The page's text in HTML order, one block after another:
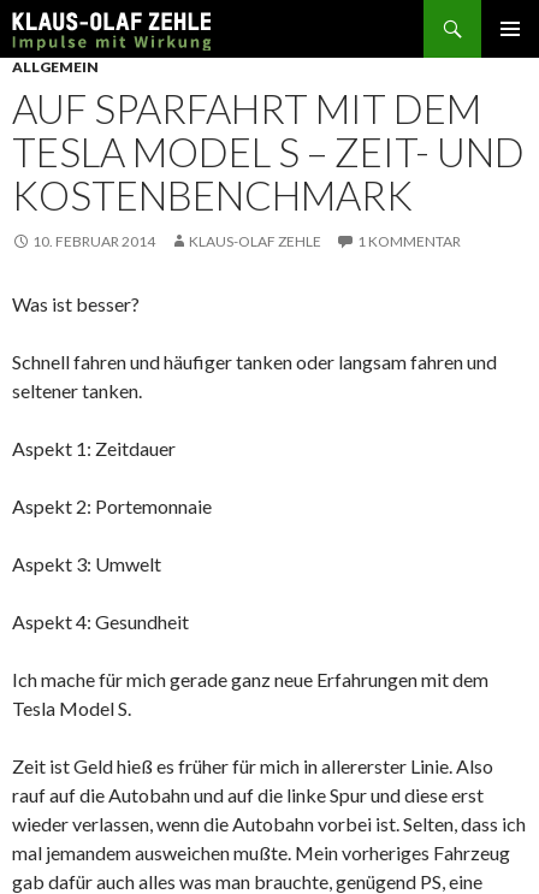
Suchen
SPRINGE
ZUM
INHALT
ALLGEMEIN
AUF SPARFAHRT MIT DEM
TESLA MODEL S – ZEIT- UND
KOSTENBENCHMARK
10. FEBRUAR 2014 KLAUS-OLAF ZEHLE 1 KOMMENTAR
Was ist besser?
Schnell fahren und häufiger tanken oder langsam fahren und
seltener tanken.
Aspekt 1: Zeitdauer
Aspekt 2: Portemonnaie
Aspekt 3: Umwelt
Aspekt 4: Gesundheit
Ich mache für mich gerade ganz neue Erfahrungen mit dem
Tesla Model S.
Zeit ist Geld hieß es früher für mich in allererster Linie. Also
rauf auf die Autobahn und auf die linke Spur und diese erst
wieder verlassen, wenn die Autobahn vorbei ist. Selten, dass ich
mal jemandem ausweichen mußte. Mein vorheriges Fahrzeug
gab dafür auch alles was man brauchte, genügend PS, eine